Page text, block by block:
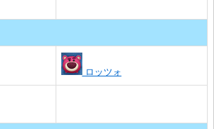
ロッツォ